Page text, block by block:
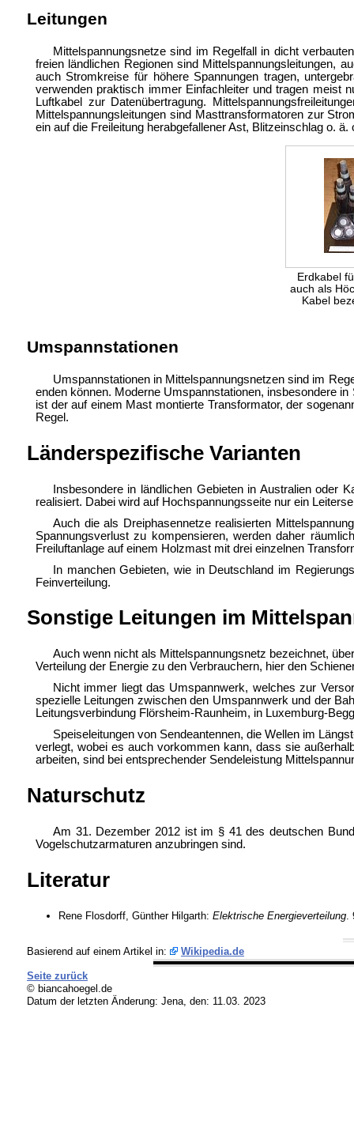
Leitungen
Mittelspannungsnetze sind im Regelfall in dicht
freien ländlichen Regionen sind Mittelspannungsleitungen,
auch Stromkreise für höhere Spannungen tragen,
verwenden praktisch immer Einfachleiter und tragen meist
Luftkabel zur Datenübertragung.
Mittelspannungsleitungen sind Masttransformatoren zur
ein auf die Freileitung herabgefallener Ast, Blitzeinschlag o.
Erdkabel
auch als
Kabel
Umspannstationen
Umspannstationen in Mittelspannungsnetzen sind im
enden können. Moderne Umspannstationen, insbesondere
ist der auf einem Mast montierte Transformator, der
Regel.
Länderspezifische Varianten
Insbesondere in ländlichen Gebieten in Australien oder
realisiert. Dabei wird auf Hochspannungsseite nur ein
Auch die als Dreiphasennetze realisierten
Spannungsverlust zu kompensieren, werden daher
Freiluftanlage auf einem Holzmast mit drei einzelnen
In manchen Gebieten, wie in Deutschland im
Feinverteilung.
Sonstige Leitungen im
Auch wenn nicht als Mittelspannungsnetz bezeichnet,
Verteilung der Energie zu den Verbrauchern, hier den
Nicht immer liegt das Umspannwerk, welches zur
spezielle Leitungen zwischen den Umspannwerk und der
Leitungsverbindung Flörsheim-Raunheim, in Luxemburg-
Speiseleitungen von Sendeantennen, die Wellen im
verlegt, wobei es auch vorkommen kann, dass sie
arbeiten, sind bei entsprechender Sendeleistung
Naturschutz
Am 31. Dezember 2012 ist im § 41 des deutschen
Vogelschutzarmaturen anzubringen sind.
Literatur
Rene Flosdorff, Günther Hilgarth: Elektrische Energieverteilung.
Basierend auf einem Artikel in: Wikipedia.de
Seite zurück
© biancahoegel.de
Datum der letzten Änderung: Jena, den: 11.03. 2023